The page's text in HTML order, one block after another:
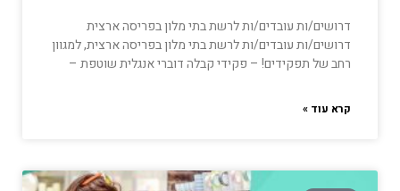
דרושים/ות עובדים/ות לרשת בתי מלון בפריסה ארצית
דרושים/ות עובדים/ות לרשת בתי מלון בפריסה ארצית, למגוון
רחב של תפקידים! – פקידי קבלה דוברי אנגלית שוטפת –
קרא עוד »